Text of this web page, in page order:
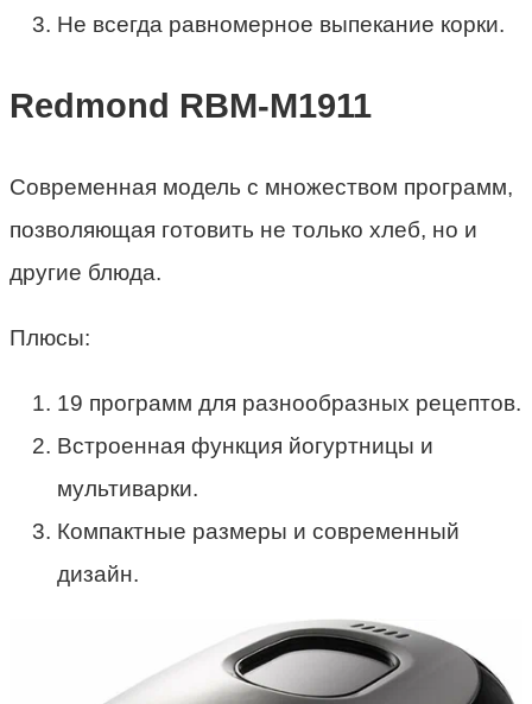
Не всегда равномерное выпекание корки.
Redmond RBM-M1911
Современная модель с множеством программ,
позволяющая готовить не только хлеб, но и
другие блюда.
Плюсы:
19 программ для разнообразных рецептов.
Встроенная функция йогуртницы и
мультиварки.
Компактные размеры и современный
дизайн.